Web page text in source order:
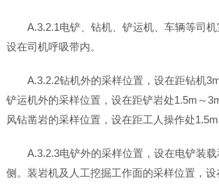
A.3.2.1电铲、钻机、铲运机、车辆等司机
设在司机呼吸带内。
A.3.2.2钻机外的采样位置，设在距钻机
铲运机外的采样位置，设在距铲岩处1.5m～
风钻凿岩的采样位置，设在距工人操作处1.5m
A.3.2.3电铲外的采样位置，设在电铲装
侧。装岩机及人工挖掘工作面的采样位置，设